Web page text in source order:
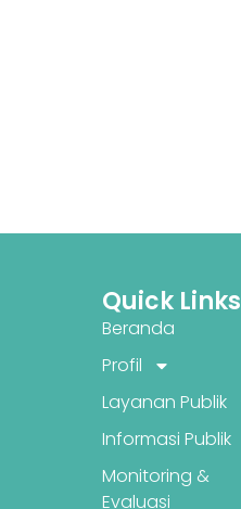
Quick Links
Beranda
Profil
Layanan Publik
Informasi Publik
Monitoring &
Evaluasi